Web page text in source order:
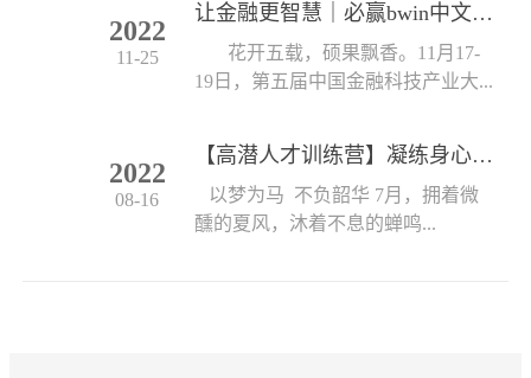
2022
11-25
让金融更智慧｜必赢bwin中文网2022（苏州）金博首亮相
花开五载，硕果飘香。11月17-
19日，第五届中国金融科技产业大...
2022
08-16
【高潜人才训练营】凝练身心 创见未来
以梦为马 不负韶华 7月，拥着微
醺的夏风，沐着不息的蝉鸣...